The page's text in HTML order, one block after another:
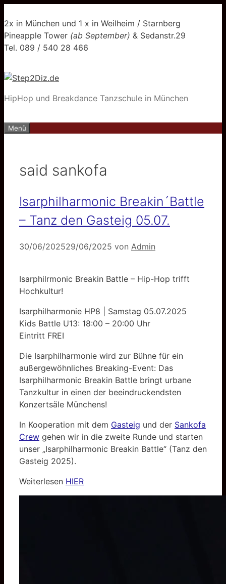
Inhalt
springen
2x in München und 1 x in Weilheim / Starnberg
Pineapple Tower (ab September) & Sedanstr.29
Tel. 089 / 540 28 466
HipHop und Breakdance Tanzschule in München
Menü
said sankofa
Isarphilharmonic Breakin´Battle
– Tanz den Gasteig 05.07.
30/06/202529/06/2025 von Admin
Isarphilrmonic Breakin Battle – Hip-Hop trifft
Hochkultur!
Isarphilharmonie HP8 | Samstag 05.07.2025
Kids Battle U13: 18:00 – 20:00 Uhr
Eintritt FREI
Die Isarphilharmonie wird zur Bühne für ein
außergewöhnliches Breaking-Event: Das
Isarphilharmonic Breakin Battle bringt urbane
Tanzkultur in einen der beeindruckendsten
Konzertsäle Münchens!
In Kooperation mit dem Gasteig und der Sankofa
Crew gehen wir in die zweite Runde und starten
unser „Isarphilharmonic Breakin Battle“ (Tanz den
Gasteig 2025).
Weiterlesen HIER